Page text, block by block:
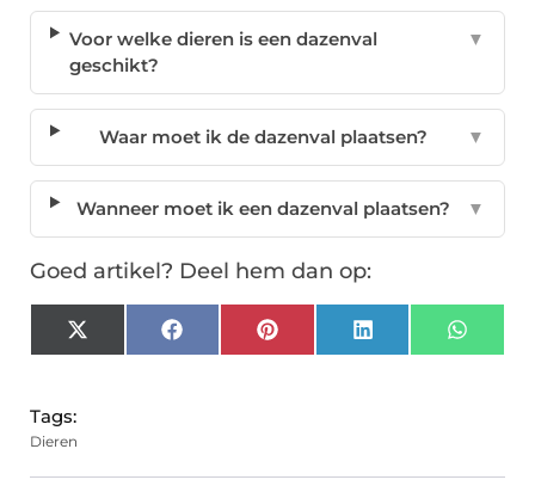
Voor welke dieren is een dazenval
geschikt?
▼
Waar moet ik de dazenval plaatsen? ▼
Wanneer moet ik een dazenval plaatsen? ▼
Goed artikel? Deel hem dan op:
X
(Twitter)
FacebookPinterest LinkedIn
Tags:
Dieren